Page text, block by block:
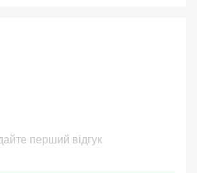
перший відгук